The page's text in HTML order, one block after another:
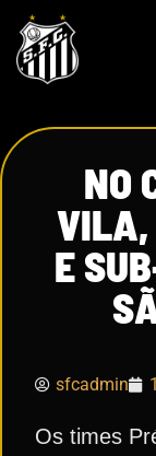
NO
VILA,
E
sfcadmin
Os times